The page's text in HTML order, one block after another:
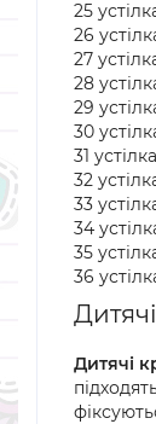
25
26
27
28
29
30
31
32
33
34
35
36
Дитячі